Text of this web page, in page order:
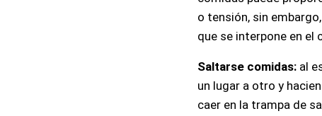
o tensión, sin
que se interpone en el
Saltarse comidas: al
un lugar a otro y
caer en la trampa de